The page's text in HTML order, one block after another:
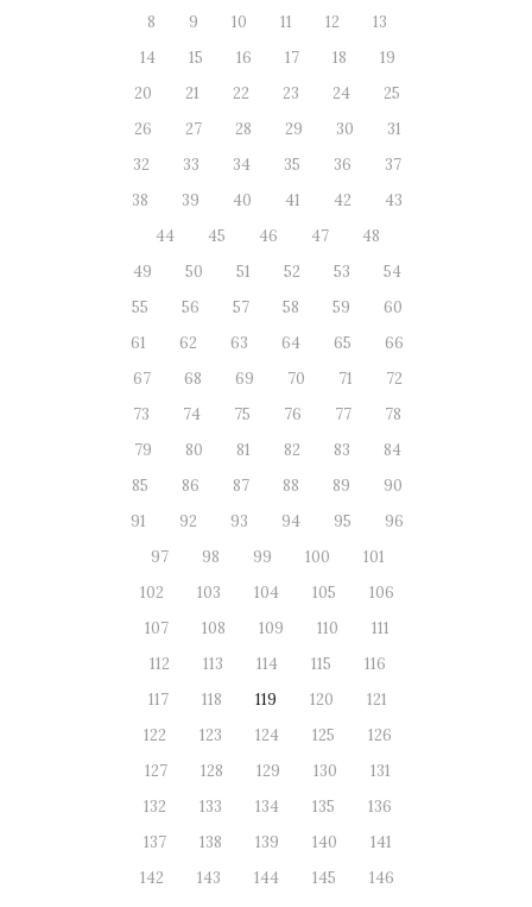
8
9 10 11 12
13
14
15 16 17 18
19
20
21 22 23 24
25
26
27 28 29 30
31
32
33 34 35 36
37
38
39 40 41 42
43
44
45 46 47
48
49
50 51 52 53
54
55
56 57 58 59
60
61
62 63 64 65
66
67
68 69 70 71
72
73
74 75 76 77
78
79
80 81 82 83
84
85
86 87 88 89
90
91
92 93 94 95
96
97
98 99 100
101
102
103 104 105
106
107
108 109 110
111
112
113 114 115
116
117
118 119 120
121
122
123 124 125
126
127
128 129 130
131
132
133 134 135
136
137
138 139 140
141
142
143 144 145
146